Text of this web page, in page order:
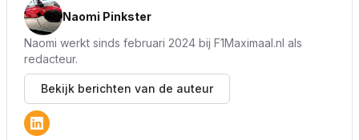
Naomi Pinkster
Naomi werkt sinds februari 2024 bij F1Maximaal.nl als
redacteur.
Bekijk berichten van de auteur